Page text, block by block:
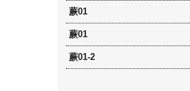
蕨01
蕨01
蕨01-2